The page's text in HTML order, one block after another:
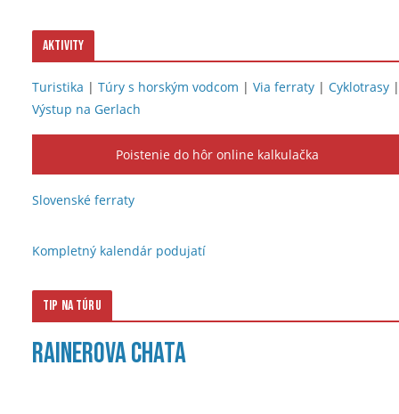
Aktivity
Turistika | Túry s horským vodcom | Via ferraty | Cyklotrasy |
Výstup na Gerlach
Poistenie do hôr online kalkulačka
Slovenské ferraty
Kompletný kalendár podujatí
Tip na túru
Rainerova chata